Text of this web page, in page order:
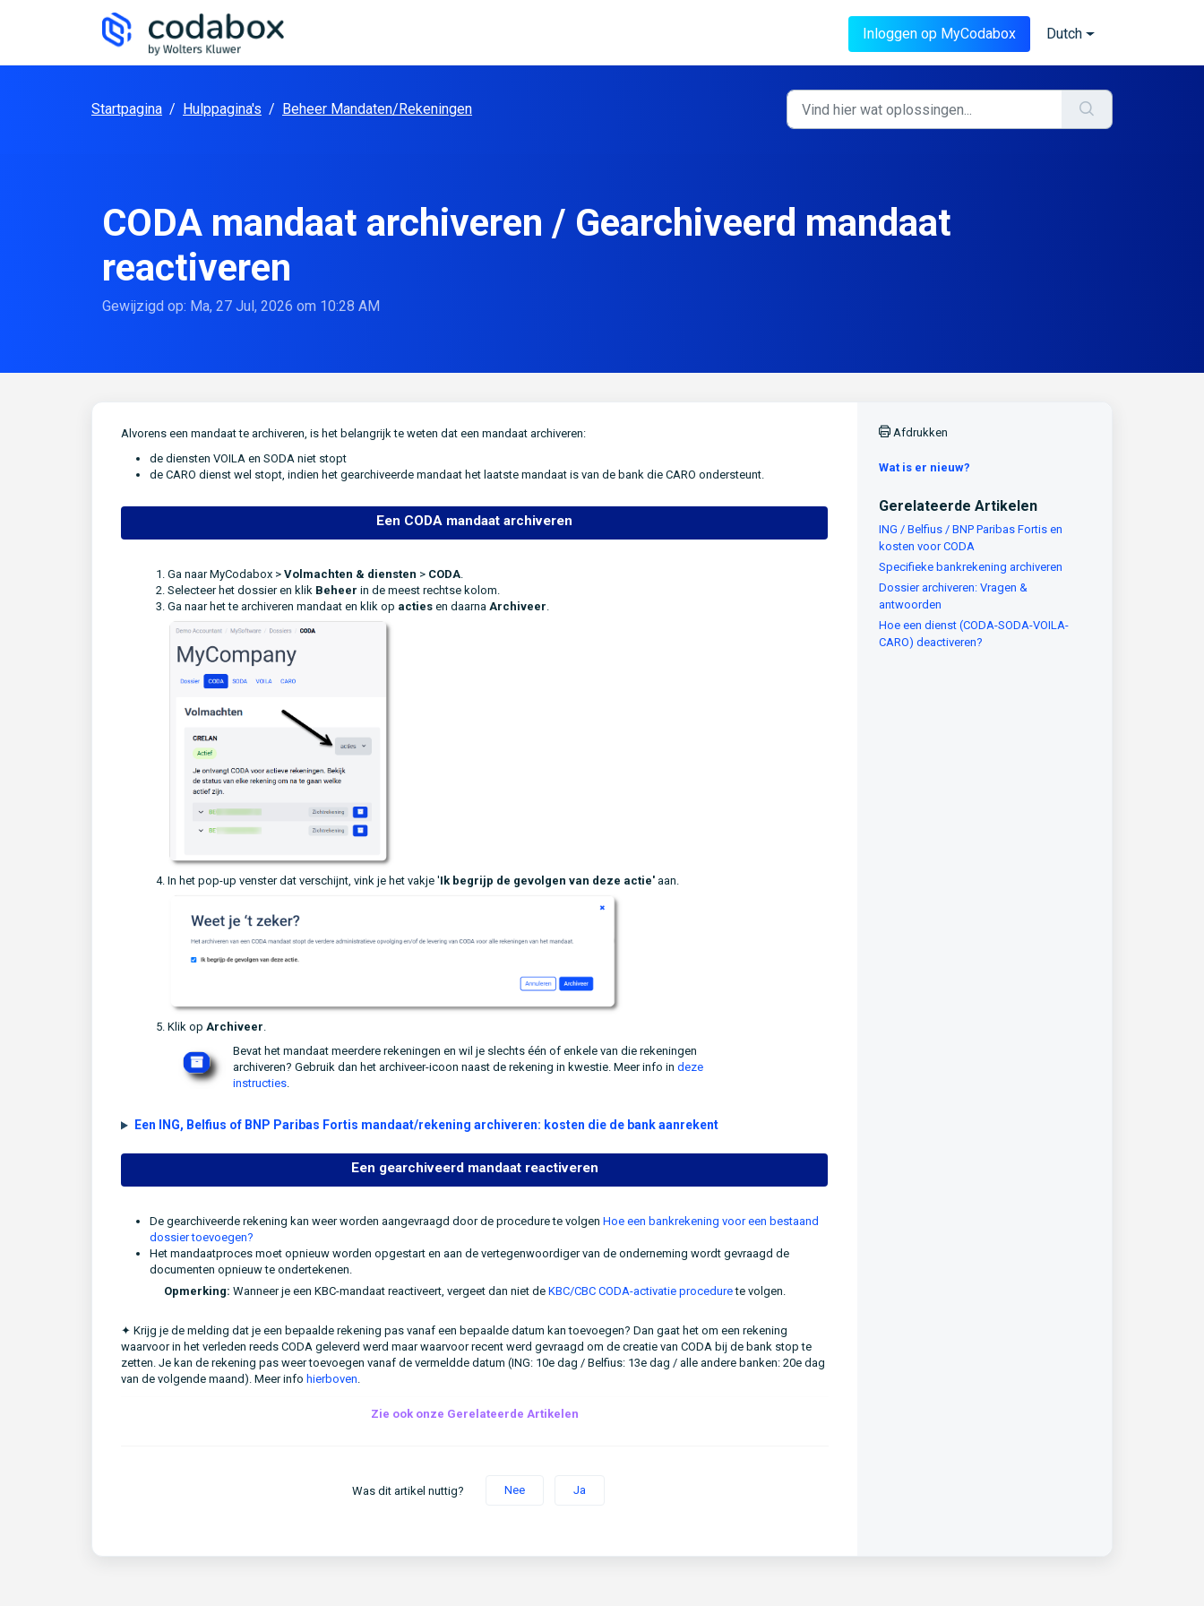
Inloggen op MyCodabox
Dutch
Startpagina / Hulppagina's / Beheer Mandaten/Rekeningen
CODA mandaat archiveren / Gearchiveerd mandaat
reactiveren
Gewijzigd op: Ma, 27 Jul, 2026 om 10:28 AM
Alvorens een mandaat te archiveren, is het belangrijk te weten dat een mandaat archiveren:
de diensten VOILA en SODA niet stopt
de CARO dienst wel stopt, indien het gearchiveerde mandaat het laatste mandaat is van de bank die CARO ondersteunt.
Een CODA mandaat archiveren
Ga naar MyCodabox > Volmachten & diensten > CODA.
Selecteer het dossier en klik Beheer in de meest rechtse kolom.
Ga naar het te archiveren mandaat en klik op acties en daarna Archiveer.
In het pop-up venster dat verschijnt, vink je het vakje 'Ik begrijp de gevolgen van deze actie' aan.
Klik op Archiveer.
Bevat het mandaat meerdere rekeningen en wil je slechts één of enkele van die rekeningen
archiveren? Gebruik dan het archiveer-icoon naast de rekening in kwestie. Meer info in deze
instructies.
Een ING, Belfius of BNP Paribas Fortis mandaat/rekening archiveren: kosten die de bank aanrekent
Een gearchiveerd mandaat reactiveren
De gearchiveerde rekening kan weer worden aangevraagd door de procedure te volgen Hoe een bankrekening voor een bestaand
dossier toevoegen?
Het mandaatproces moet opnieuw worden opgestart en aan de vertegenwoordiger van de onderneming wordt gevraagd de
documenten opnieuw te ondertekenen.
Opmerking: Wanneer je een KBC-mandaat reactiveert, vergeet dan niet de KBC/CBC CODA-activatie procedurete volgen.
✦ Krijg je de melding dat je een bepaalde rekening pas vanaf een bepaalde datum kan toevoegen? Dan gaat het om een rekening
waarvoor in het verleden reeds CODA geleverd werd maar waarvoor recent werd gevraagd om de creatie van CODA bij de bank stop te
zetten. Je kan de rekening pas weer toevoegen vanaf de vermeldde datum (ING: 10e dag / Belfius: 13e dag / alle andere banken: 20e dag
van de volgende maand). Meer info hierboven.
Zie ook onze Gerelateerde Artikelen
Was dit artikel nuttig? Nee Ja
Afdrukken
Wat is er nieuw?
Gerelateerde Artikelen
ING / Belfius / BNP Paribas Fortis en
kosten voor CODA
Specifieke bankrekening archiveren
Dossier archiveren: Vragen &
antwoorden
Hoe een dienst (CODA-SODA-VOILA-
CARO) deactiveren?